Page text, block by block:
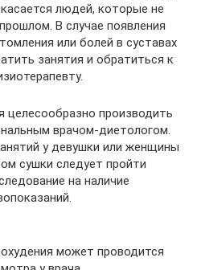
людей, которые не
В случае появления
или болей в суставах
занятия и обратиться к
целесообразно производить
врачом-диетологом.
у девушки или женщины
сушки следует пройти
на наличие
может проводится